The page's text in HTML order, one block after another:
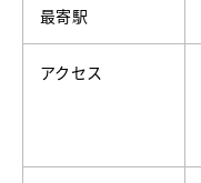
最寄駅
アクセス